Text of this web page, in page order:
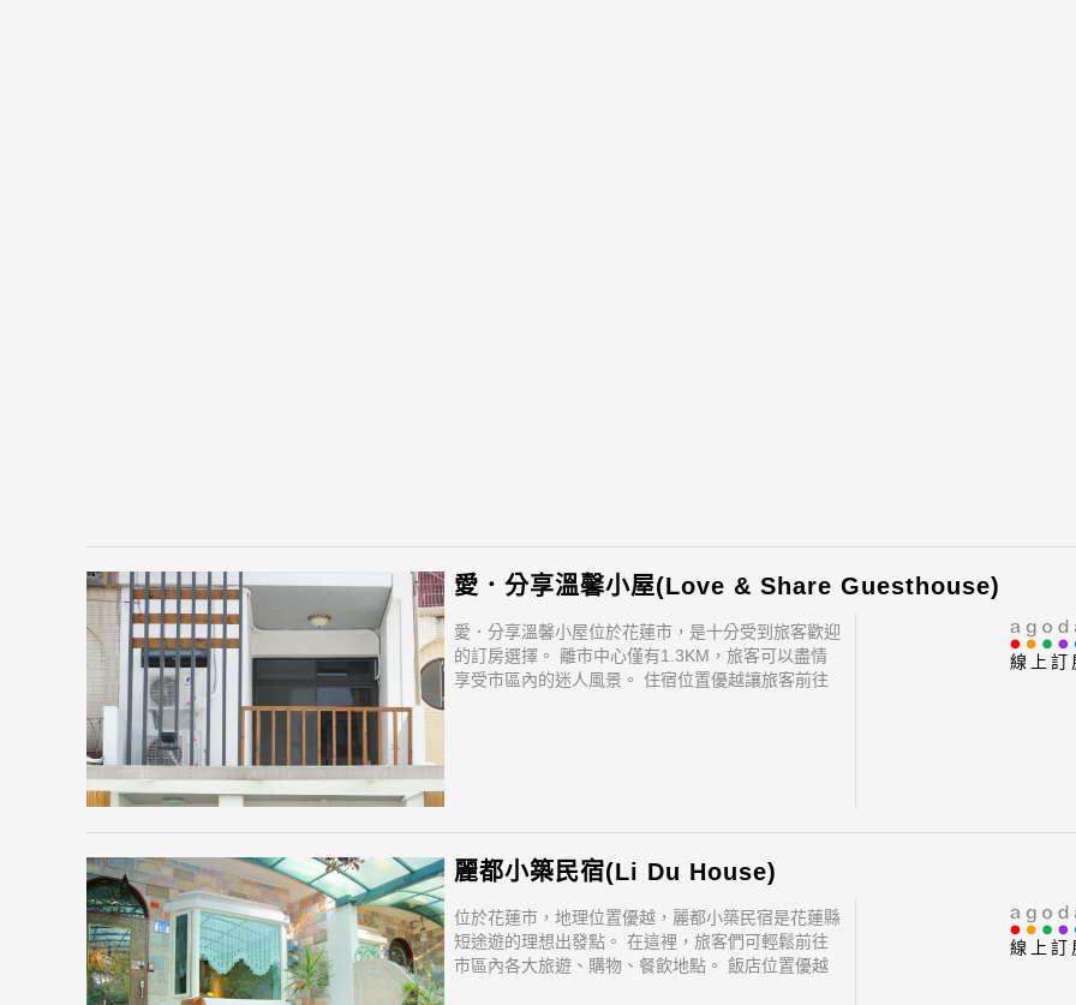
愛．分享溫馨小屋(Love & Share Guesthouse)
愛．分享溫馨小屋位於花蓮市，是十分受到旅客歡迎
的訂房選擇。 離市中心僅有1.3KM，旅客可以盡情
享受市區內的迷人風景。 住宿位置優越讓旅客前往
線上訂
麗都小築民宿(Li Du House)
位於花蓮市，地理位置優越，麗都小築民宿是花蓮縣
短途遊的理想出發點。 在這裡，旅客們可輕鬆前往
市區內各大旅遊、購物、餐飲地點。 飯店位置優越
線上訂